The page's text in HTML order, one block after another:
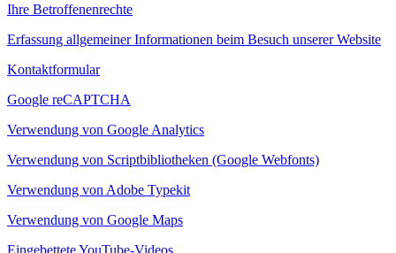
Ihre Betroffenenrechte
Erfassung allgemeiner Informationen beim Besuch unserer Website
Kontaktformular
Google reCAPTCHA
Verwendung von Google Analytics
Verwendung von Scriptbibliotheken (Google Webfonts)
Verwendung von Adobe Typekit
Verwendung von Google Maps
Eingebettete YouTube-Videos